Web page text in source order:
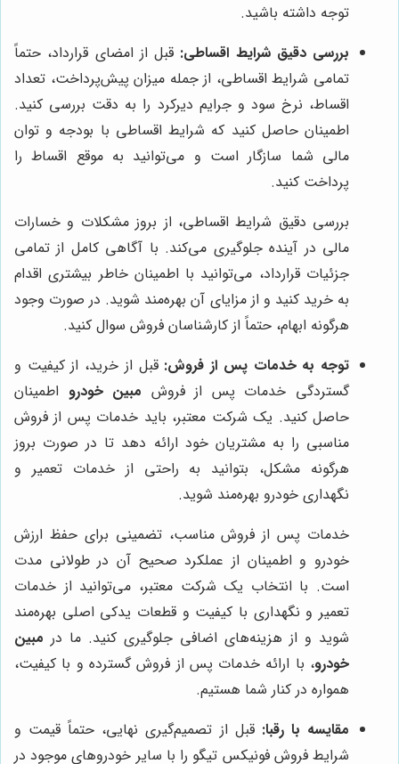
توجه داشته باشید.
بررسی دقیق شرایط اقساطی: قبل از امضای قرارداد، حتماً
تمامی شرایط اقساطی، از جمله میزان پیش‌پرداخت، تعداد
اقساط، نرخ سود و جرایم دیرکرد را به دقت بررسی کنید.
اطمینان حاصل کنید که شرایط اقساطی با بودجه و توان
مالی شما سازگار است و می‌توانید به موقع اقساط را
پرداخت کنید.
بررسی دقیق شرایط اقساطی، از بروز مشکلات و خسارات
مالی در آینده جلوگیری می‌کند. با آگاهی کامل از تمامی
جزئیات قرارداد، می‌توانید با اطمینان خاطر بیشتری اقدام
به خرید کنید و از مزایای آن بهره‌مند شوید. در صورت وجود
هرگونه ابهام، حتماً از کارشناسان فروش سوال کنید.
توجه به خدمات پس از فروش: قبل از خرید، از کیفیت و
گستردگی خدمات پس از فروش مبین خودرو اطمینان
حاصل کنید. یک شرکت معتبر، باید خدمات پس از فروش
مناسبی را به مشتریان خود ارائه دهد تا در صورت بروز
هرگونه مشکل، بتوانید به راحتی از خدمات تعمیر و
نگهداری خودرو بهره‌مند شوید.
خدمات پس از فروش مناسب، تضمینی برای حفظ ارزش
خودرو و اطمینان از عملکرد صحیح آن در طولانی مدت
است. با انتخاب یک شرکت معتبر، می‌توانید از خدمات
تعمیر و نگهداری با کیفیت و قطعات یدکی اصلی بهره‌مند
شوید و از هزینه‌های اضافی جلوگیری کنید. ما در مبین
خودرو، با ارائه خدمات پس از فروش گسترده و با کیفیت،
همواره در کنار شما هستیم.
مقایسه با رقبا: قبل از تصمیم‌گیری نهایی، حتماً قیمت و
شرایط فروش فونیکس تیگو را با سایر خودروهای موجود در